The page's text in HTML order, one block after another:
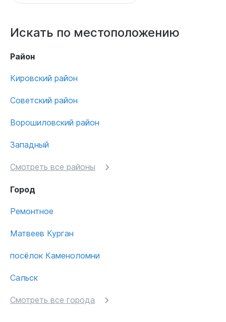
Искать по местоположению
Район
Кировский район
Советский район
Ворошиловский район
Западный
Смотреть все районы
Город
Ремонтное
Матвеев Курган
посёлок Каменоломни
Сальск
Смотреть все города